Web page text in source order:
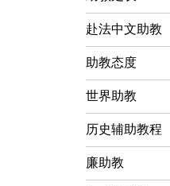
赴法中文助教
助教态度
世界助教
历史辅助教程
廉助教